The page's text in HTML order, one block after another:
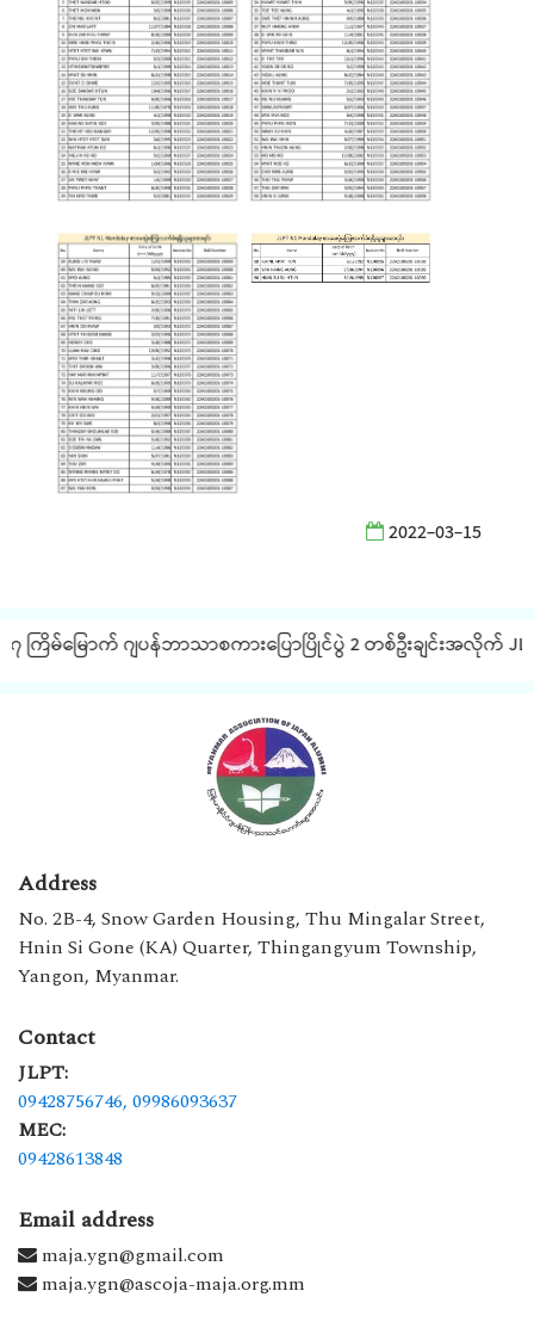
2022-03-15
ကြိမ်မြောက် ဂျပန်ဘာသာစကားပြောပြိုင်ပွဲ 2 တစ်ဦးချင်းအလိုက် JLPT
Address
No. 2B-4, Snow Garden Housing, Thu Mingalar Street,
Hnin Si Gone (KA) Quarter, Thingangyum Township,
Yangon, Myanmar.
Contact
JLPT:
09428756746, 09986093637
MEC:
09428613848
Email address
maja.ygn@gmail.com
maja.ygn@ascoja-maja.org.mm